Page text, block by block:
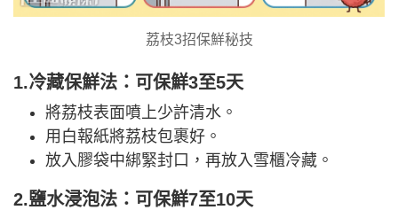
荔枝3招保鮮秘技
1.冷藏保鮮法：可保鮮3至5天
將荔枝表面噴上少許清水。
用白報紙將荔枝包裹好。
放入膠袋中綁緊封口，再放入雪櫃冷藏。
2.鹽水浸泡法：可保鮮7至10天